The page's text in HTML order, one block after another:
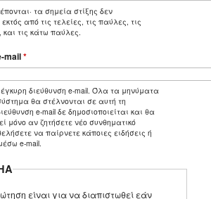
τα σημεία στίξης δεν
από τις τελείες, τις παύλες, τις
τις κάτω παύλες.
mail*
διεύθυνση e-mail. Όλα τα μηνύματα
θα στέλνονται σε αυτή τη
e-mail δε δημοσιοποιείται και θα
μόνο αν ζητήσετε νέο συνθηματικό
να παίρνετε κάποιες ειδήσεις ή
e-mail.
είναι για να διαπιστωθεί εάν